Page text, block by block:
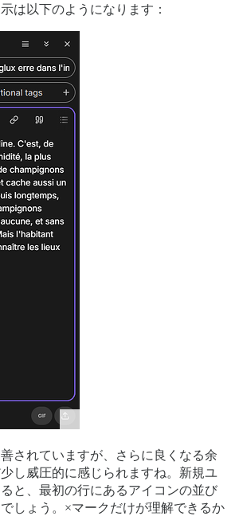
は以下のようになります：
されていますが、さらに良くなる余
し威圧的に感じられますね。新規ユ
と、最初の行にあるアイコンの並び
しょう。×マークだけが理解できるか